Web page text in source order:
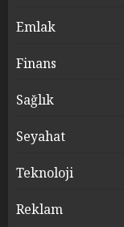
Emlak
Finans
Sağlık
Seyahat
Teknoloji
Reklam